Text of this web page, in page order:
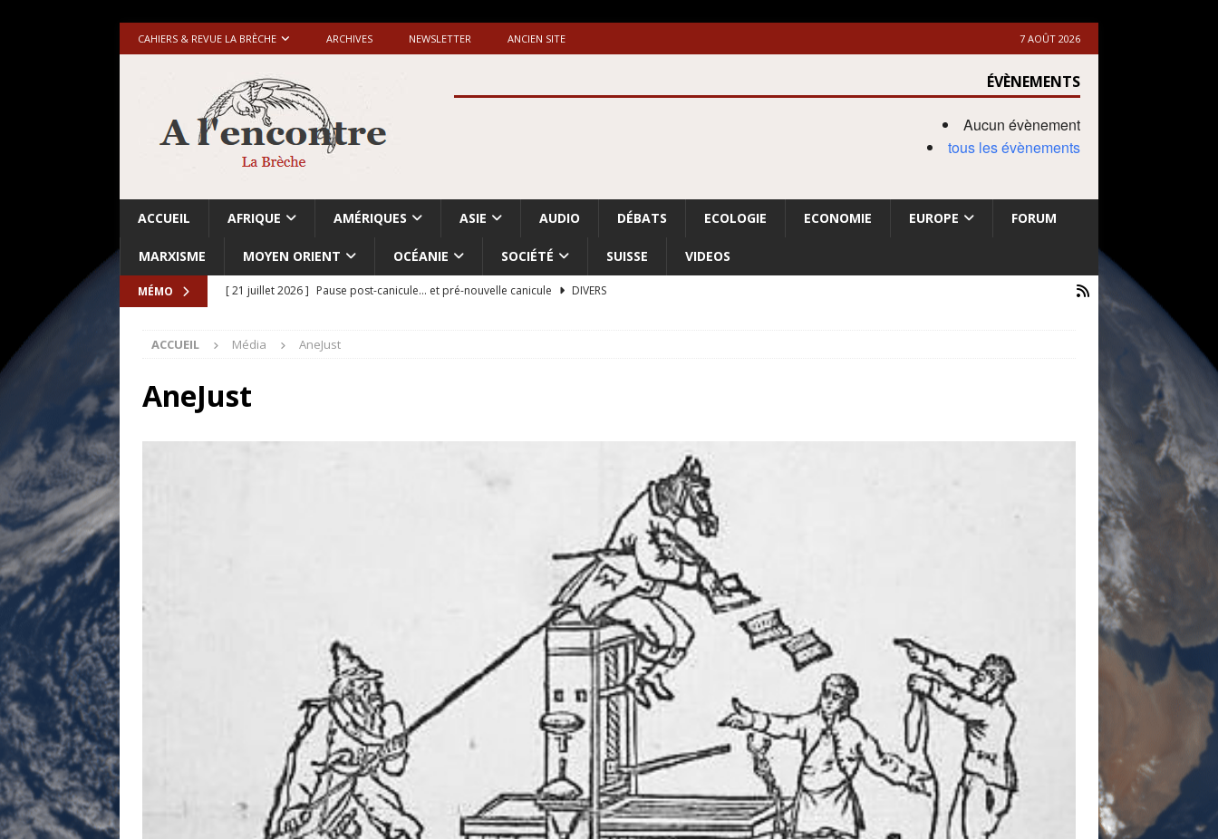
CAHIERS & REVUE LA BRÈCHE ARCHIVES NEWSLETTER ANCIEN SITE 7 AOÛT 2026
ÉVÈNEMENTS
Aucun évènement
tous les évènements
ACCUEIL AFRIQUE AMÉRIQUES ASIE AUDIO DÉBATS ECOLOGIE ECONOMIE EUROPE FORUM
MARXISME MOYEN ORIENT OCÉANIE SOCIÉTÉ SUISSE VIDEOS
MÉMO [ 21 juillet 2026 ] Pause post-canicule… et pré-nouvelle canicule
DIVERS
[ 18 juillet 2026 ] Israël-Palestine. «Accentuation du nettoyage ethnique en Cisjordanie et à Gaza
goût… et une menace»
Brésil. Les vies noires comptent: l’urgence de la démilitarisation de la Police militaire
ACCUEIL Média AneJust
AneJust